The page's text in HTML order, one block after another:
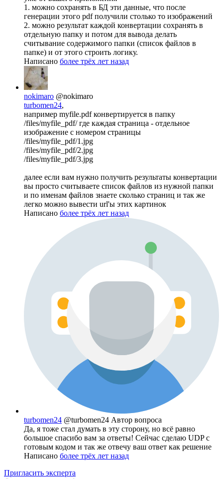
1. можно сохранять в БД эти данные, что после
генерации этого pdf получили столько то изображений
2. можно результат каждой конвертации сохранять в
отдельную папку и потом для вывода делать
считывание содержимого папки (список файлов в
папке) и от этого строить логику.
Написано более трёх лет назад
nokimaro @nokimaro
turbomen24,
например myfile.pdf конвертируется в папку
/files/myfile_pdf/ где каждая страница - отдельное
изображение с номером страницы
/files/myfile_pdf/1.jpg
/files/myfile_pdf/2.jpg
/files/myfile_pdf/3.jpg
далее если вам нужно получить результаты конвертации
вы просто считываете список файлов из нужной папки
и по именам файлов знаете сколько страниц и так же
легко можно вывести url'ы этих картинок
Написано более трёх лет назад
turbomen24 @turbomen24 Автор вопроса
Да, я тоже стал думать в эту сторону, но всё равно
большое спасибо вам за ответы! Сейчас сделаю UDP с
готовым кодом и так же отвечу ваш ответ как решение
Написано более трёх лет назад
Пригласить эксперта